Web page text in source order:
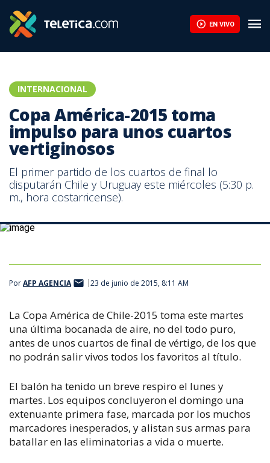
EN VIVO
INTERNACIONAL
Copa América-2015 toma
impulso para unos cuartos
vertiginosos
El primer partido de los cuartos de final lo
disputarán Chile y Uruguay este miércoles (5:30 p.
m., hora costarricense).
El argentino Lionel Messi ha quedado debiendo con su fútbol en la
PorAFP AGENCIA 23 de junio de 2015, 8:11 AM
La Copa América de Chile-2015 toma este martes
una última bocanada de aire, no del todo puro,
antes de unos cuartos de final de vértigo, de los que
no podrán salir vivos todos los favoritos al título.
El balón ha tenido un breve respiro el lunes y
martes. Los equipos concluyeron el domingo una
extenuante primera fase, marcada por los muchos
marcadores inesperados, y alistan sus armas para
batallar en las eliminatorias a vida o muerte.